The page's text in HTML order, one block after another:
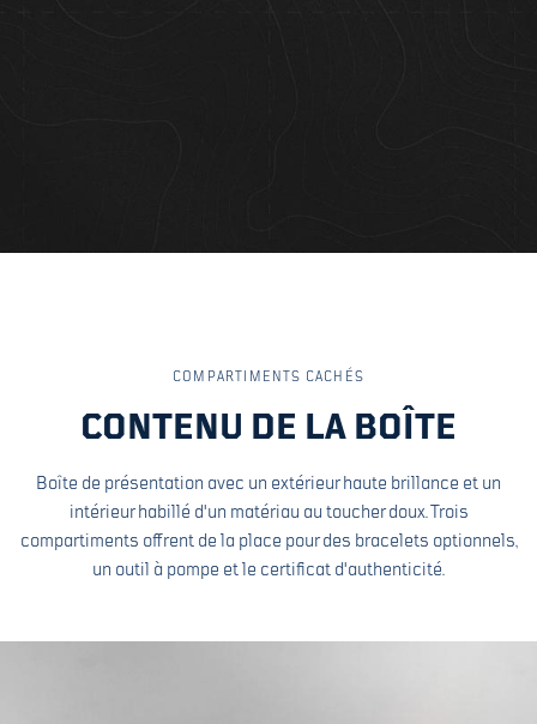
COMPARTIMENTS CACHÉS
CONTENU DE LA BOÎTE
Boîte de présentation avec un extérieur haute brillance et un
intérieur habillé d'un matériau au toucher doux. Trois
compartiments offrent de la place pour des bracelets optionnels,
un outil à pompe et le certificat d'authenticité.